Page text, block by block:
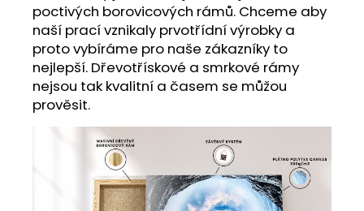
poctivých borovicových rámů. Chceme aby
naší prací vznikaly prvotřídní výrobky a
proto vybíráme pro naše zákazníky to
nejlepší. Dřevotřískové a smrkové rámy
nejsou tak kvalitní a časem se můžou
prověsit.